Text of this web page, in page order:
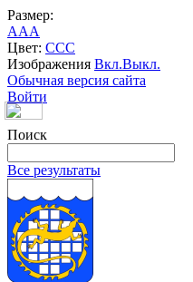
Размер:
AAA
Цвет: CCC
Изображения Вкл.Выкл.
Обычная версия сайта
Войти
Поиск
Все результаты